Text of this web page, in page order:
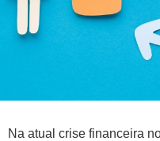
Na atual crise financeira